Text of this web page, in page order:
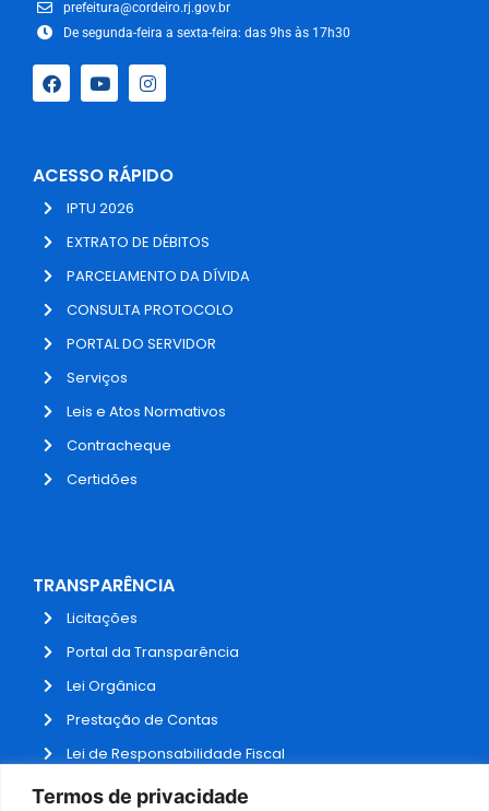
Termos de privacidade
prefeitura@cordeiro.rj.gov.br
De segunda-feira a sexta-feira: das 9hs às 17h30
ACESSO RÁPIDO
IPTU 2026
EXTRATO DE DÉBITOS
PARCELAMENTO DA DÍVIDA
CONSULTA PROTOCOLO
PORTAL DO SERVIDOR
Serviços
Leis e Atos Normativos
Contracheque
Certidões
TRANSPARÊNCIA
Licitações
Portal da Transparência
Lei Orgânica
Prestação de Contas
Lei de Responsabilidade Fiscal
Receitas e Despesas